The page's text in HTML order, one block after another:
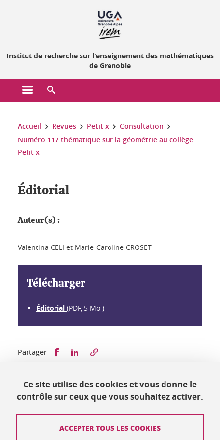
Institut de recherche sur l'enseignement des mathématiques
de Grenoble
Ouvrir le menu principal
Vous êtes ici :
Accueil Revues Petit x
Consultation
Numéro 117 thématique sur la géométrie au collège
Petit x
Éditorial
Auteur(s) :
Valentina CELI et Marie-Caroline CROSET
Télécharger
Éditorial (PDF, 5 Mo )
Partager Partager sur Facebook
Partager sur LinkedIn
Publié le 4 mars 2024
Mis à jour le 4 mars 2024
Ce site utilise des cookies et vous donne le
contrôle sur ceux que vous souhaitez activer.
ACCEPTER TOUS LES COOKIES